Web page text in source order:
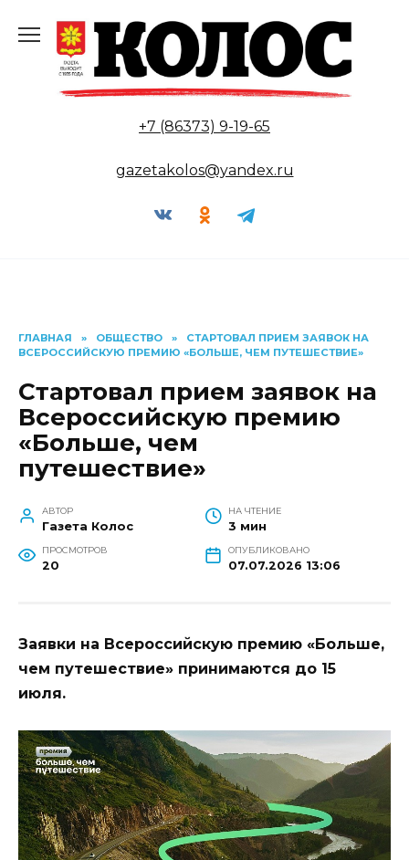
содержанию
+7 (86373) 9-19-65
gazetakolos@yandex.ru
ГЛАВНАЯ » ОБЩЕСТВО »
СТАРТОВАЛ ПРИЕМ ЗАЯВОК НА
ВСЕРОССИЙСКУЮ ПРЕМИЮ «БОЛЬШЕ, ЧЕМ ПУТЕШЕСТВИЕ»
Стартовал прием заявок на
Всероссийскую премию
«Больше, чем
путешествие»
АВТОР
Газета Колос
НА ЧТЕНИЕ
3 мин
ПРОСМОТРОВ
20
ОПУБЛИКОВАНО
07.07.2026 13:06
Заявки на Всероссийскую премию «Больше,
чем путешествие» принимаются до 15
июля.